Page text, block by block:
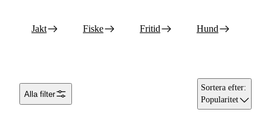
Jakt Fiske Fritid Hund
Alla filter
Sortera efter:
Popularitet